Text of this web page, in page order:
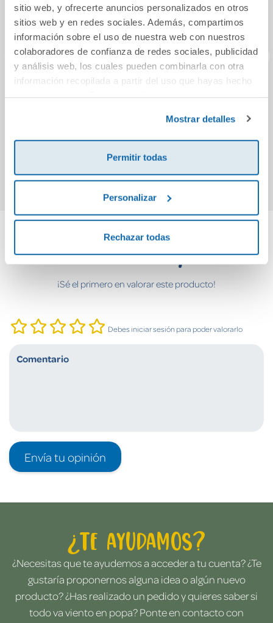
sitio web, y ofrecerte anuncios personalizados en otros
sitios web y en redes sociales. Además, compartimos
información sobre el uso de nuestra web con nuestros
colaboradores de confianza de redes sociales, publicidad
y análisis web, los cuales pueden combinarla con otra
información recopilada a partir del uso que hayas hecho
Mostrar detalles
Permitir todas
Personalizar
Rechazar todas
7,50€
13,50€
Comprar
Cuéntanos tu opinión
¡Sé el primero en valorar este producto!
Debes iniciar sesión para poder valorarlo
Envía tu opinión
¿Te ayudamos?
¿Necesitas que te ayudemos a acceder a tu cuenta? ¿Te
gustaría proponernos alguna idea o algún nuevo
producto? ¿Has realizado un pedido y quieres saber si
todo va viento en popa? Ponte en contacto con